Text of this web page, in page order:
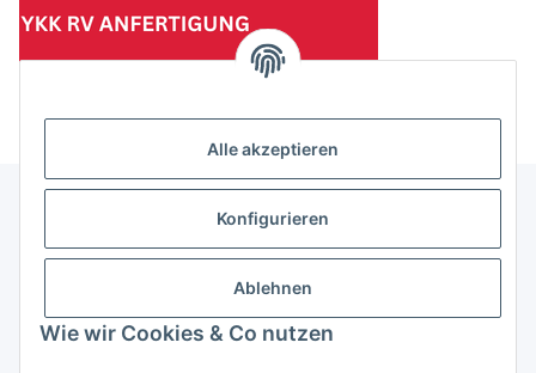
Alle akzeptieren
Konfigurieren
Ablehnen
Wie wir Cookies & Co nutzen
(Mindesttabnahmemenge 10 Stück je Länge und Farbe)
Informationen
Gesetzliche Informationen